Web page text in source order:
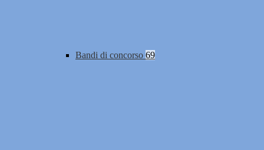
Bandi di concorso 69